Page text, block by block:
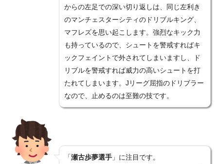
からの左足での深い切り返しは、同じ左利き
のマンチェスターシティのドリブルキング、
マフレズを思い起こします。強烈なキック力
も持っているので、シュートを警戒すればキ
ックフェイントで外されてしまいますし、ド
リブルを警戒すれば威力の高いシュートを打
たれてしまいます。Jリーグ屈指のドリブラー
なので、止めるのは至難の技です。
「瀬古歩夢選手 」に注目です。